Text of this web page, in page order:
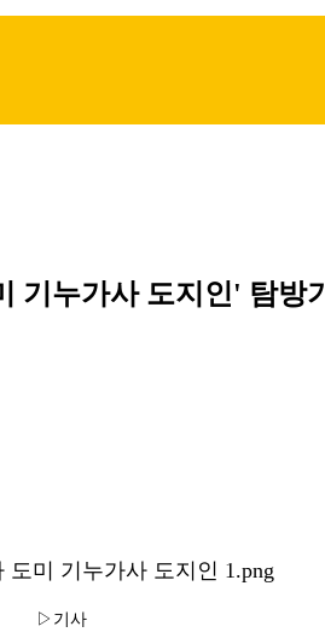
기누가사 도지인' 탐방기
▷기사